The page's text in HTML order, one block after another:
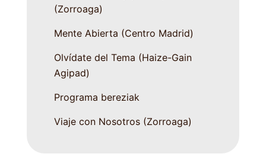
(Zorroaga)
Mente Abierta (Centro Madrid)
Olvídate del Tema (Haize-Gain
Agipad)
Programa bereziak
Viaje con Nosotros (Zorroaga)